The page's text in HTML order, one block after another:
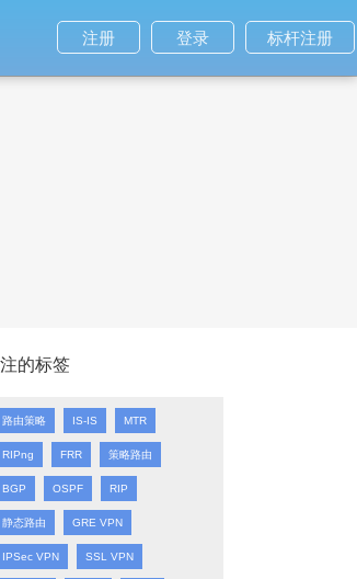
标杆注册
登录
注册
的标签
路由策略 IS-IS MTR
RIPng FRR 策略路由
BGP OSPF RIP
静态路由 GRE VPN
IPSec VPN SSL VPN